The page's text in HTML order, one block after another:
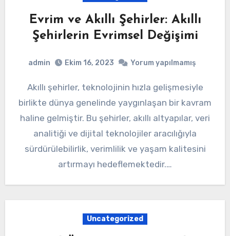
Evrim ve Akıllı Şehirler: Akıllı
Şehirlerin Evrimsel Değişimi
admin Ekim 16, 2023 Yorum yapılmamış
Akıllı şehirler, teknolojinin hızla gelişmesiyle
birlikte dünya genelinde yaygınlaşan bir kavram
haline gelmiştir. Bu şehirler, akıllı altyapılar, veri
analitiği ve dijital teknolojiler aracılığıyla
sürdürülebilirlik, verimlilik ve yaşam kalitesini
artırmayı hedeflemektedir.…
Uncategorized